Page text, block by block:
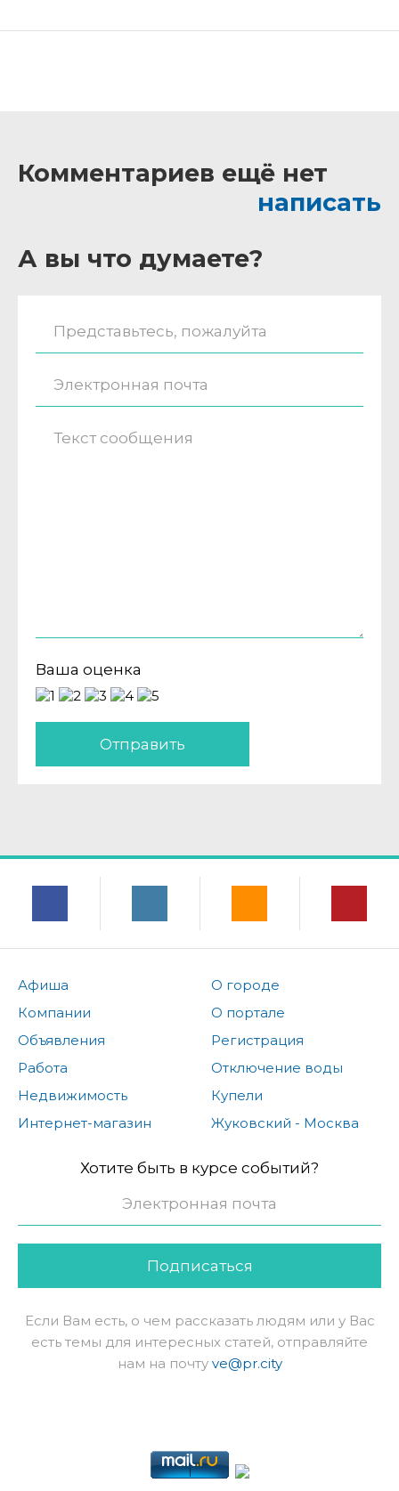
Комментариев ещё нет
написать
А вы что думаете?
Ваша оценка
Отправить
Афиша
Компании
Объявления
Работа
Недвижимость
Интернет-магазин
О городе
О портале
Регистрация
Отключение воды
Купели
Жуковский - Москва
Хотите быть в курсе событий?
Подписаться
Если Вам есть, о чем рассказать людям или у Вас
есть темы для интересных статей, отправляйте
нам на почту ve@pr.city